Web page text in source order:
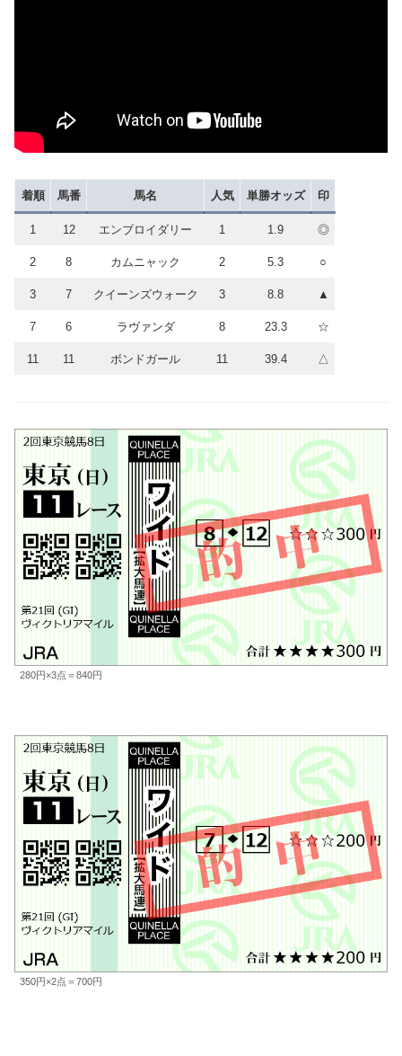
着順 馬番 馬名 人気 単勝オッズ 印
1 12 エンブロイダリー 1 1.9 ◎
2 8 カムニャック 2 5.3 ○
3 7 クイーンズウォーク 3 8.8 ▲
7 6 ラヴァンダ 8 23.3 ☆
11 11 ボンドガール 11 39.4 △
280円×3点＝840円
350円×2点＝700円